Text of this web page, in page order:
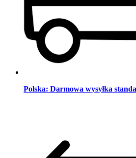
Polska: Darmowa wysyłka